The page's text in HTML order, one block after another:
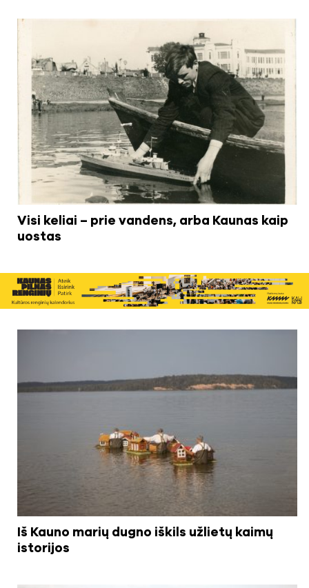
Visi keliai – prie vandens, arba Kaunas kaip
uostas
Iš Kauno marių dugno iškils užlietų kaimų
istorijos